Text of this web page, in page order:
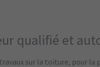
qualifié et
sur la toiture, pour la